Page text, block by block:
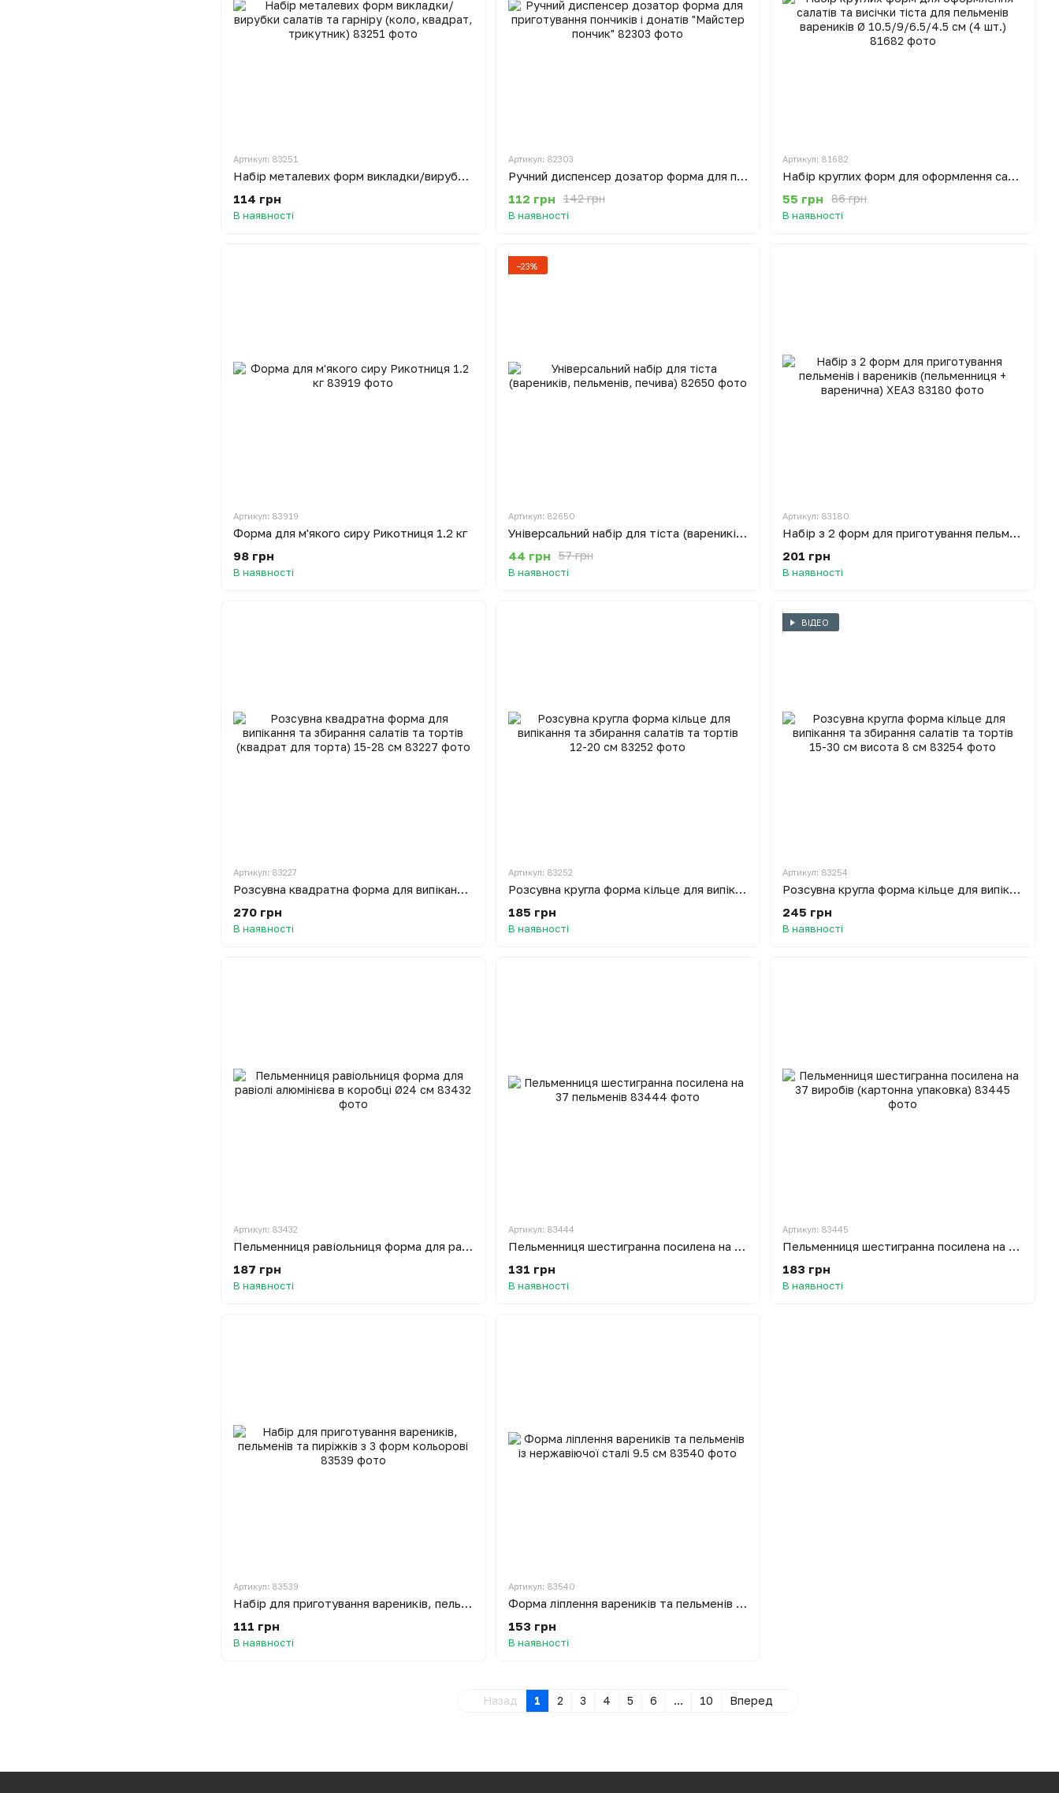
Артикул: 83251
Набір металевих форм викладки/вирубки салатів та гарніру (коло, квадрат, трикутник)
114 грн
В наявності
Артикул: 82303
Ручний диспенсер дозатор форма для приготування пончиків і донатів "Майстер пончик"
142 грн
112 грн
В наявності
Артикул: 81682
Набір круглих форм для оформлення салатів та висічки тіста для пельменів вареників Ø 10.5/9/6.5/4.5 см (4 шт.)
86 грн
55 грн
В наявності
Артикул: 83919
Форма для м'якого сиру Рикотниця 1.2 кг
98 грн
В наявності
−23%
Артикул: 82650
Універсальний набір для тіста (вареників, пельменів, печива)
57 грн
44 грн
В наявності
Артикул: 83180
Набір з 2 форм для приготування пельменів і вареників (пельменниця + варенична) ХЕАЗ
201 грн
В наявності
Артикул: 83227
Розсувна квадратна форма для випікання та збирання салатів та тортів (квадрат для торта) 15-28 см
270 грн
В наявності
Артикул: 83252
Розсувна кругла форма кільце для випікання та збирання салатів та тортів 12-20 см
185 грн
В наявності
ВІДЕО
Артикул: 83254
Розсувна кругла форма кільце для випікання та збирання салатів та тортів 15-30 см висота 8 см
245 грн
В наявності
Артикул: 83432
Пельменниця равіольниця форма для равіолі алюмінієва в коробці Ø24 см
187 грн
В наявності
Артикул: 83444
Пельменниця шестигранна посилена на 37 пельменів
131 грн
В наявності
Артикул: 83445
Пельменниця шестигранна посилена на 37 виробів (картонна упаковка)
183 грн
В наявності
Артикул: 83539
111 грн
В наявності
Артикул: 83540
153 грн
В наявності
Назад 1 2 3 4 5 6 ... 10 Вперед